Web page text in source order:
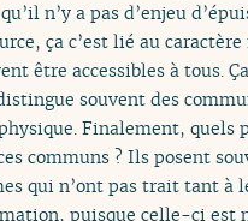
n’y a pas d’enjeu
ça c’est lié au
être accessibles à tous.
souvent des
Finalement, quels
communs ? Ils posent
qui n’ont pas trait tant à
puisque celle-ci est